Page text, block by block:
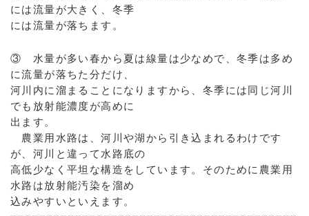
には流量が大きく、冬季
には流量が落ちます。
③ 水量が多い春から夏は線量は少なめで、冬季は多め
に流量が落ちた分だけ、
河川内に溜まることになりますから、冬季には同じ河川
でも放射能濃度が高めに
出ます。
農業用水路は、河川や湖から引き込まれるわけです
が、河川と違って水路底の
高低少なく平坦な構造をしています。そのために農業用
水路は放射能汚染を溜め
込みやすいといえます。